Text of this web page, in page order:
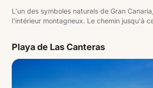
L'un des symboles naturels de Gran
l'intérieur montagneux. Le chemin jusqu'à
Playa de Las Canteras